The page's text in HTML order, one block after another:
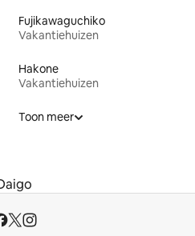
Fujikawaguchiko
Vakantiehuizen
Hakone
Vakantiehuizen
Toon meer